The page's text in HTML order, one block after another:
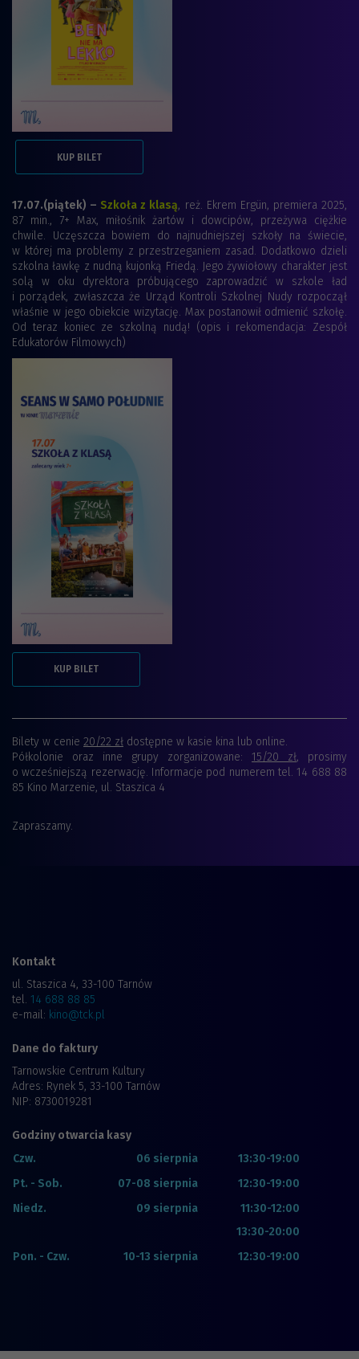
KUP BILET
17.07.(piątek) – Szkoła z klasą, reż. Ekrem Ergün, premiera 2025,
87 min., 7+ Max, miłośnik żartów i dowcipów, przeżywa ciężkie
chwile. Uczęszcza bowiem do najnudniejszej szkoły na świecie,
w której ma problemy z przestrzeganiem zasad. Dodatkowo dzieli
szkolna ławkę z nudną kujonką Friedą. Jego żywiołowy charakter jest
solą w oku dyrektora próbującego zaprowadzić w szkole ład
i porządek, zwłaszcza że Urząd Kontroli Szkolnej Nudy rozpoczął
właśnie w jego obiekcie wizytację. Max postanowił odmienić szkołę.
Od teraz koniec ze szkolną nudą! (opis i rekomendacja: Zespół
Edukatorów Filmowych)
KUP BILET
Bilety w cenie 20/22 zł dostępne w kasie kina lub online.
Półkolonie oraz inne grupy zorganizowane: 15/20 zł, prosimy
o wcześniejszą rezerwację. Informacje pod numerem tel. 14 688 88
85 Kino Marzenie, ul. Staszica 4
Zapraszamy.
Kontakt
ul. Staszica 4, 33-100 Tarnów
tel. 14 688 88 85
e-mail: kino@tck.pl
Dane do faktury
Tarnowskie Centrum Kultury
Adres: Rynek 5, 33-100 Tarnów
NIP: 8730019281
Godziny otwarcia kasy
Czw.
06 sierpnia
13:30-19:00
Pt. - Sob.
07-08 sierpnia
12:30-19:00
Niedz.
09 sierpnia
11:30-12:00
13:30-20:00
Pon. - Czw.
10-13 sierpnia 12:30-19:00